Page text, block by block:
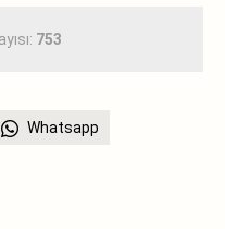
753
Whatsapp